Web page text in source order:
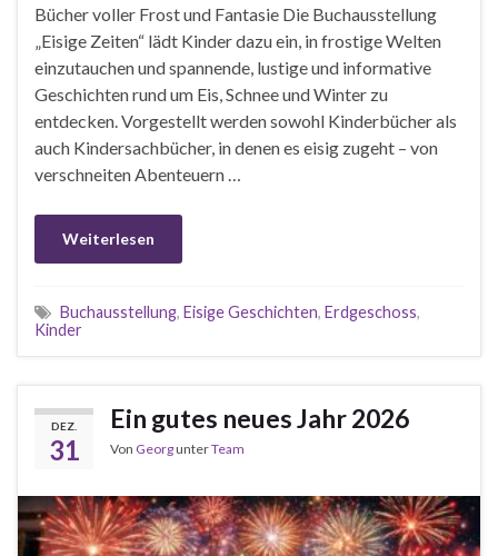
Bücher voller Frost und Fantasie Die Buchausstellung
„Eisige Zeiten“ lädt Kinder dazu ein, in frostige Welten
einzutauchen und spannende, lustige und informative
Geschichten rund um Eis, Schnee und Winter zu
entdecken. Vorgestellt werden sowohl Kinderbücher als
auch Kindersachbücher, in denen es eisig zugeht – von
verschneiten Abenteuern …
Weiterlesen
Buchausstellung, Eisige Geschichten, Erdgeschoss,
Kinder
DEZ.
31
Ein gutes neues Jahr 2026
Von GeorgunterTeam